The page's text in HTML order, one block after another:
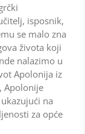
isposnik,
se malo zna
života koji
nalazimo u
Apolonija iz
Apolonije
na
za opće